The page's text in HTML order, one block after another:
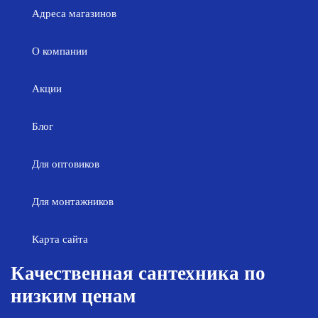
Адреса магазинов
О компании
Акции
Блог
Для оптовиков
Для монтажников
Карта сайта
Качественная сантехника по
низким ценам